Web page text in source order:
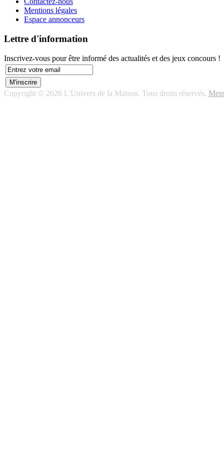
Mentions légales
Espace annonceurs
Lettre d'information
Inscrivez-vous pour être informé des actualités et des jeux concours !
Copyright © 2026 L'Univers de la Maison. Tous droits réservés.